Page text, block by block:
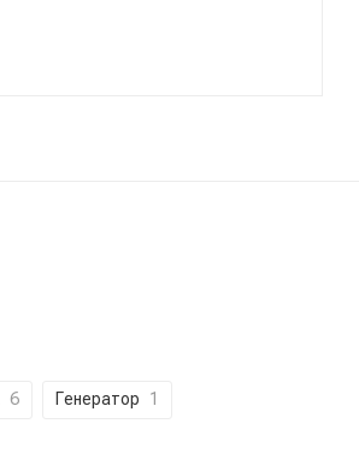
6 Генератор 1